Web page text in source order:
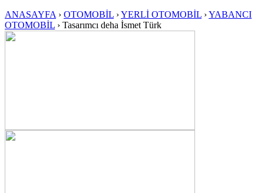
ANASAYFA › OTOMOBİL ›YERLİ OTOMOBİL ›YABANCI
OTOMOBİL › Tasarımcı deha İsmet Türk